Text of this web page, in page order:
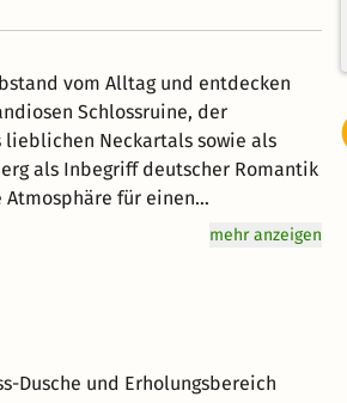
vom Alltag und entdecken
Schlossruine, der
lieblichen Neckartals sowie als
als Inbegriff deutscher Romantik
für einen
im schönen Heidelberg.mehr anzeigen
Dusche und Erholungsbereich